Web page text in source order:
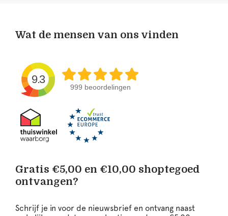
Wat de mensen van ons vinden
9.3
999 beoordelingen
Gratis €5,00 en €10,00 shoptegoed
ontvangen?
Schrijf je in voor de nieuwsbrief en ontvang naast